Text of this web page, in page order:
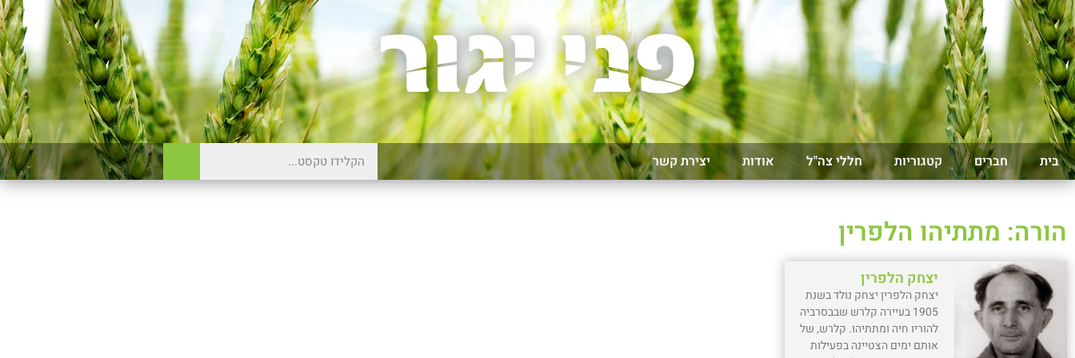
בית חברים קטגוריות חללי צה"ל אודות יצירת קשר
הורה: מתתיהו הלפרין
יצחק הלפרין
יצחק הלפרין יצחק נולד בשנת
1905 בעיירה קלרש שבבסרביה
להוריו חיה ומתתיהו. קלרש, של
אותם ימים הצטיינה בפעילות